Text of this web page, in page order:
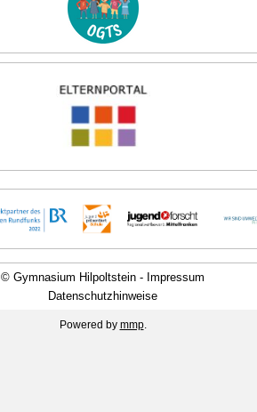
© Gymnasium Hilpoltstein - Impressum
Datenschutzhinweise
Powered by mmp.